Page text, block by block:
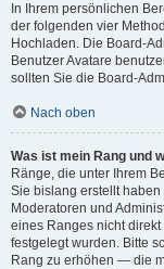
In Ihrem persönlichen
der folgenden vier
Hochladen. Die Board-
Benutzer Avatare
sollten Sie die Board-
Nach oben
Was ist mein Rang und
Ränge, die unter Ihrem
Sie bislang erstellt
Moderatoren und
eines Ranges nicht
festgelegt wurden. Bitte
Rang zu erhöhen — die